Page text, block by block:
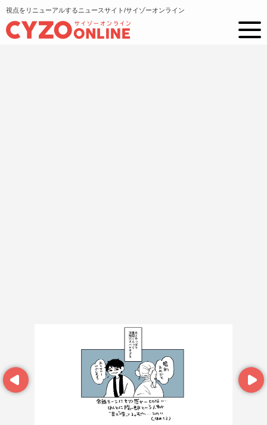
視点をリニューアルするニュースサイト/サイゾーオンライン
Prev Next